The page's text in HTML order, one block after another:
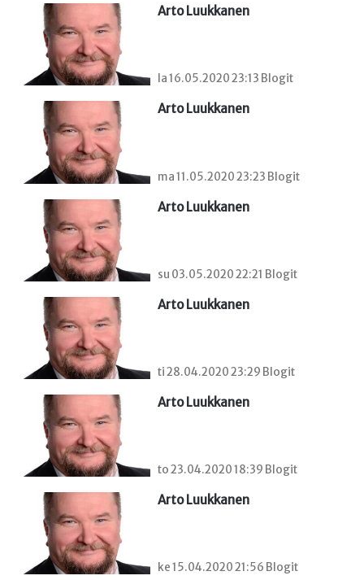
Arto Luukkanen
la 16.05.2020 23:13 Blogit
Arto Luukkanen
ma 11.05.2020 23:23 Blogit
Arto Luukkanen
su 03.05.2020 22:21 Blogit
Arto Luukkanen
ti 28.04.2020 23:29 Blogit
Arto Luukkanen
to 23.04.2020 18:39 Blogit
Arto Luukkanen
ke 15.04.2020 21:56 Blogit